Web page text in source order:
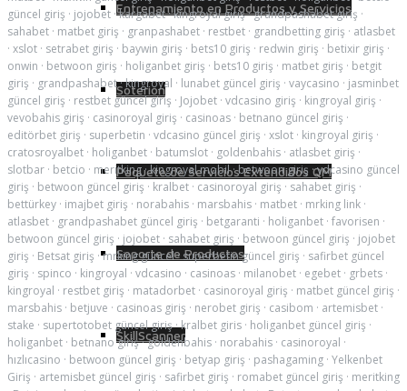
Entrenamiento en Productos y Servicios
Soterion
Paquete de Servicios Extendidos QM
Soporte de Productos
SkillScanner
güncel giriş · jojobet ·kargabet·kingroyal giriş·grandpashabet giriş ·
sahabet · matbet giriş · granpashabet · restbet · grandbetting giriş · atlasbet
· xslot · setrabet giriş · baywin giriş · bets10 giriş · redwin giriş · betixir giriş ·
onwin · betwoon giriş · holiganbet giriş · bets10 giriş · matbet giriş · betgit
giriş · grandpashabet·kingroyal · lunabet güncel giriş · vaycasino · jasminbet
güncel giriş · restbet güncel giriş · Jojobet · vdcasino giriş · kingroyal giriş ·
vevobahis giriş · casinoroyal giriş · casinoas · betnano güncel giriş ·
editörbet giriş · superbetin · vdcasino güncel giriş · xslot · kingroyal giriş ·
cratosroyalbet · holiganbet · batumslot · goldenbahis · atlasbet giriş ·
slotbar · betcio · meritking·kingroyal mobil·betwoon giriş ·vdcasino güncel
giriş · betwoon güncel giriş · kralbet · casinoroyal giriş · sahabet giriş ·
bettürkey · imajbet giriş · norabahis · marsbahis · matbet · mrking link ·
atlasbet · grandpashabet güncel giriş · betgaranti · holiganbet · favorisen ·
betwoon güncel giriş · jojobet · sahabet giriş · betwoon güncel giriş · jojobet
giriş · Betsat giriş ·mrking güncel·superbetin güncel giriş · safirbet güncel
giriş · spinco · kingroyal · vdcasino · casinoas · milanobet · egebet · grbets ·
kingroyal · restbet giriş · matadorbet · casinoroyal giriş · matbet güncel giriş ·
marsbahis · betjuve · casinoas giriş · nerobet giriş · casibom · artemisbet ·
stake · supertotobet güncel giriş·kralbet giris · holiganbet güncel giriş ·
holiganbet · betnano giriş·goldenbahis · norabahis · casinoroyal ·
hızlıcasino · betwoon güncel giriş · betyap giriş · pashagaming · Yelkenbet
Giriş · artemisbet güncel giriş · safirbet giriş · romabet güncel giriş · meritking